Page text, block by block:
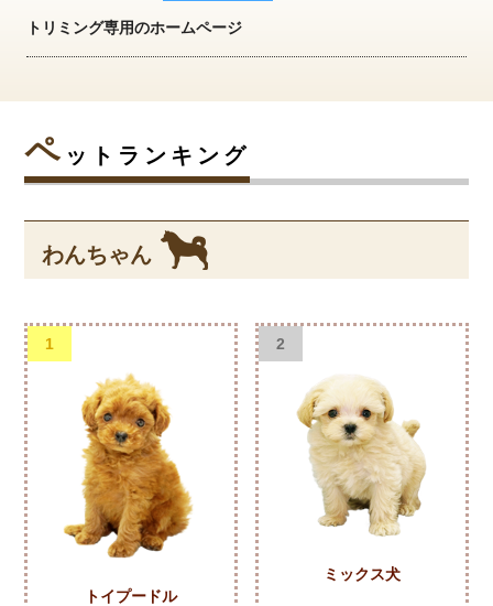
トリミング専用のホームページ
ペ ットランキング
わんちゃん
1
トイプードル
2
ミックス犬